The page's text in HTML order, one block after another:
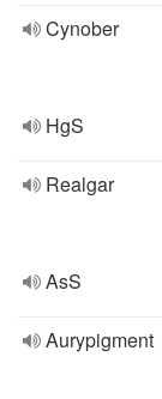
Cynober
HgS
Realgar
AsS
Aurypigment